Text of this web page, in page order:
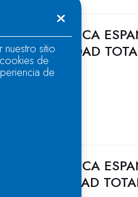
HIDRÁULICA
CAPACIDAD
2016
HIDRÁULICA
CAPACIDAD
sitio
de
de